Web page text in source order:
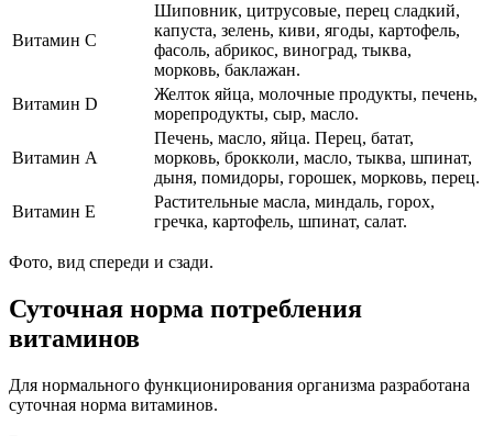
Витамин С
Шиповник, цитрусовые, перец сладкий,
капуста, зелень, киви, ягоды, картофель,
фасоль, абрикос, виноград, тыква,
морковь, баклажан.
Витамин D
Желток яйца, молочные продукты, печень,
морепродукты, сыр, масло.
Витамин А
Печень, масло, яйца. Перец, батат,
морковь, брокколи, масло, тыква, шпинат,
дыня, помидоры, горошек, морковь, перец.
Витамин Е
Растительные масла, миндаль, горох,
гречка, картофель, шпинат, салат.
Фото, вид спереди и сзади.
Суточная норма потребления
витаминов
Для нормального функционирования организма разработана
суточная норма витаминов.